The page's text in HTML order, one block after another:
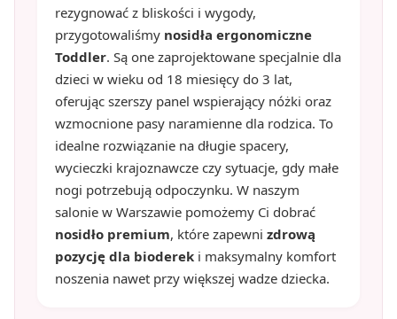
rezygnować z bliskości i wygody,
przygotowaliśmy nosidła ergonomiczne
Toddler. Są one zaprojektowane specjalnie dla
dzieci w wieku od 18 miesięcy do 3 lat,
oferując szerszy panel wspierający nóżki oraz
wzmocnione pasy naramienne dla rodzica. To
idealne rozwiązanie na długie spacery,
wycieczki krajoznawcze czy sytuacje, gdy małe
nogi potrzebują odpoczynku. W naszym
salonie w Warszawie pomożemy Ci dobrać
nosidło premium, które zapewni zdrową
pozycję dla bioderek i maksymalny komfort
noszenia nawet przy większej wadze dziecka.